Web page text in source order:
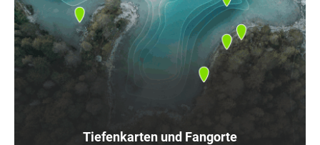
Tiefenkarten und Fangorte